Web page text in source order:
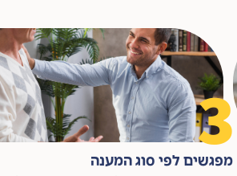
3
מפגשים לפי סוג המענה